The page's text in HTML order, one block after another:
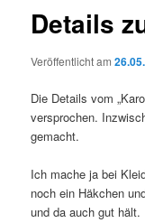
Details
Veröffentlicht am
Die Details vom
versprochen.
gemacht.
Ich mache ja bei
noch ein Häkchen
und da auch gut hält.